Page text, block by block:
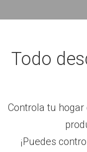
Todo
Controla tu
¡Puedes